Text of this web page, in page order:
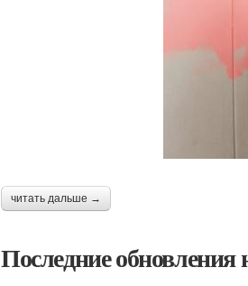
читать дальше →
Последние обновления